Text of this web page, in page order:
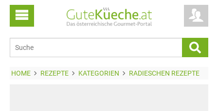
HOME REZEPTE KATEGORIEN RADIESCHEN REZEPTE